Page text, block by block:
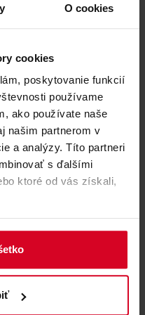
O cookies
cookies
poskytovanie funkcií
používame
ako používate naše
našim partnerom v
a analýzy. Títo partneri
s ďalšími
ktoré od vás získali,
našeho Hotelu Green
v dokonalém klidu u
sváteční
7.-9.11.
Menu 7.-9.11.! 💛